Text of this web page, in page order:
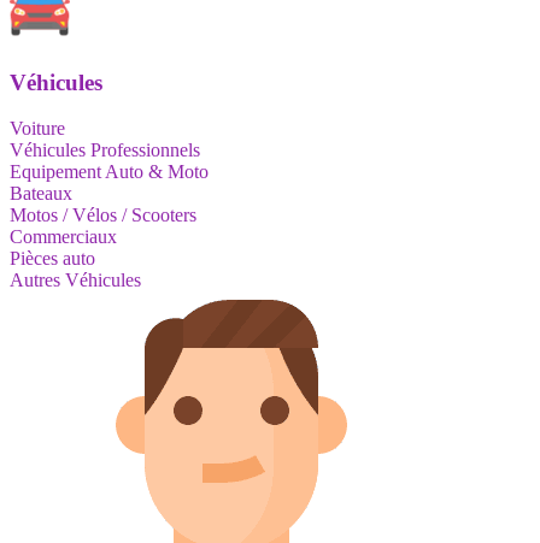
Véhicules
Voiture
Véhicules Professionnels
Equipement Auto & Moto
Bateaux
Motos / Vélos / Scooters
Commerciaux
Pièces auto
Autres Véhicules